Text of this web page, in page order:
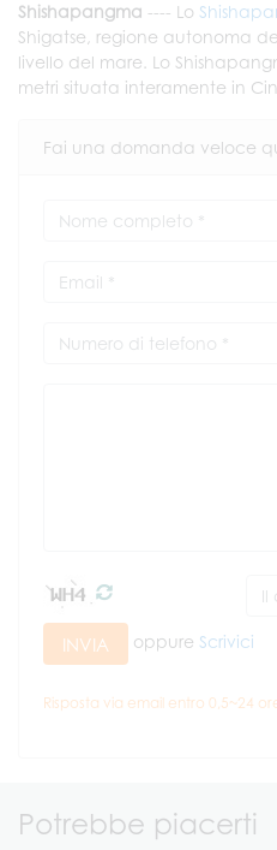
Shishapangma ---- Lo
Shigatse, regione autonoma
livello del mare. Lo
metri situata interamente in
Fai una domanda veloce
INVIA oppure Scrivici
Risposta via email entro 0,5~24
Potrebbe piacerti